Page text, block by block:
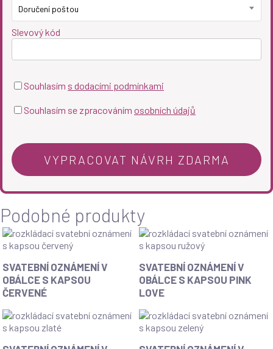
Doručení poštou
Slevový kód
Souhlasím s dodacími podmínkami
Souhlasím se zpracováním osobních údajů
Podobné produkty
SVATEBNÍ OZNÁMENÍ V
OBÁLCE S KAPSOU
ČERVENÉ
SVATEBNÍ OZNÁMENÍ V
OBÁLCE S KAPSOU PINK
LOVE